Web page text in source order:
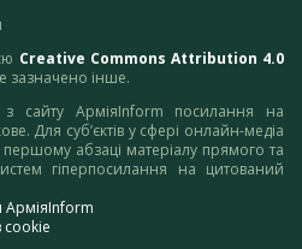
Creative Commons Attribution 4.0
зазначено інше.
з сайту АрміяInform посилання на
Для суб’єктів у сфері онлайн-медіа
абзаці матеріалу прямого та
гіперпосилання на цитований
АрміяInform
cookie